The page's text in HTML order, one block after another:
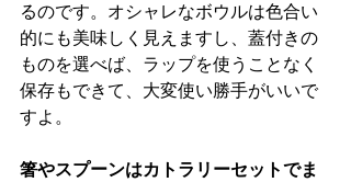
るのです。オシャレなボウルは色合い
的にも美味しく見えますし、蓋付きの
ものを選べば、ラップを使うことなく
保存もできて、大変使い勝手がいいで
すよ。
箸やスプーンはカトラリーセットでま